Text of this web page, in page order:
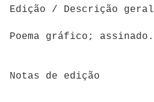
Edição / Descrição geral
Poema gráfico; assinado.
Notas de edição